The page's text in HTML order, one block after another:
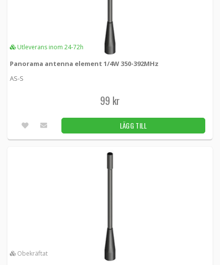
Utleverans inom 24-72h
Panorama antenna element 1/4W 350-392MHz
AS-S
99 kr
LÄGG TILL
Obekräftat